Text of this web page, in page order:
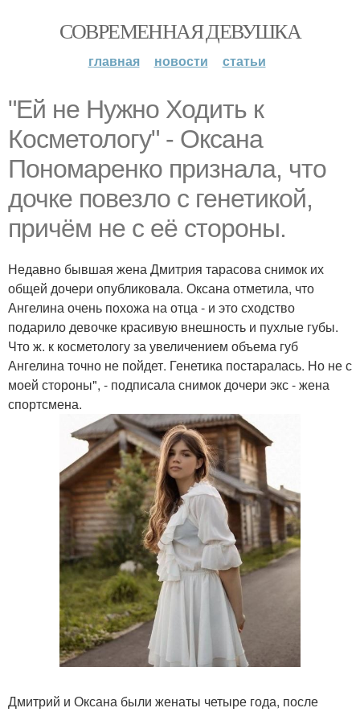
СОВРЕМЕННАЯ ДЕВУШКА
главная новости статьи
"Ей не Нужно Ходить к
Косметологу" - Оксана
Пономаренко признала, что
дочке повезло с генетикой,
причём не с её стороны.
Недавно бывшая жена Дмитрия тарасова снимок их
общей дочери опубликовала. Оксана отметила, что
Ангелина очень похожа на отца - и это сходство
подарило девочке красивую внешность и пухлые губы.
Что ж. к косметологу за увеличением объема губ
Ангелина точно не пойдет. Генетика постаралась. Но не с
моей стороны", - подписала снимок дочери экс - жена
спортсмена.
Дмитрий и Оксана были женаты четыре года, после